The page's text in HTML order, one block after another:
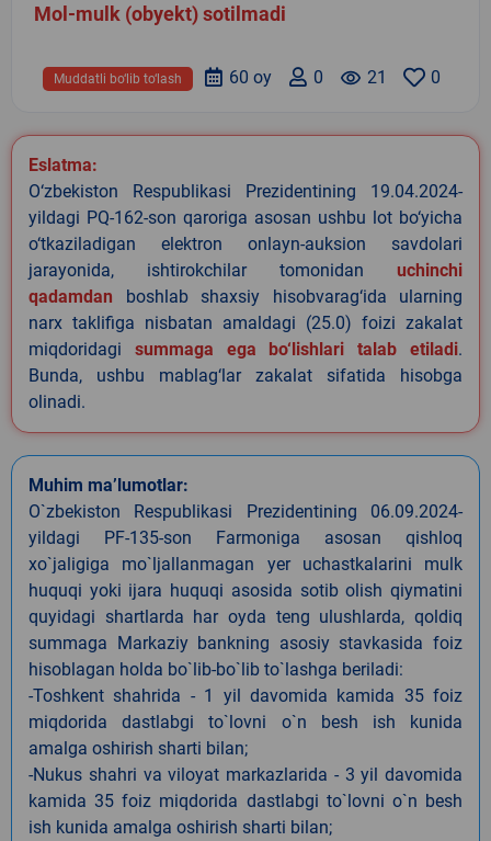
Mol-mulk (obyekt) sotilmadi
0
remove_red_eye 21
0
60 oy
Muddatli bo‘lib to‘lash
Eslatma:
O‘zbekiston Respublikasi Prezidentining 19.04.2024-
yildagi PQ-162-son qaroriga asosan ushbu lot bo‘yicha
o‘tkaziladigan elektron onlayn-auksion savdolari
jarayonida, ishtirokchilar tomonidan uchinchi
qadamdan boshlab shaxsiy hisobvarag‘ida ularning
narx taklifiga nisbatan amaldagi (25.0) foizi zakalat
miqdoridagi summaga ega bo‘lishlari talab etiladi.
Bunda, ushbu mablag‘lar zakalat sifatida hisobga
olinadi.
Muhim ma’lumotlar:
O`zbekiston Respublikasi Prezidentining 06.09.2024-
yildagi PF-135-son Farmoniga asosan qishloq
xo`jaligiga mo`ljallanmagan yer uchastkalarini mulk
huquqi yoki ijara huquqi asosida sotib olish qiymatini
quyidagi shartlarda har oyda teng ulushlarda, qoldiq
summaga Markaziy bankning asosiy stavkasida foiz
hisoblagan holda bo`lib-bo`lib to`lashga beriladi:
-Toshkent shahrida - 1 yil davomida kamida 35 foiz
miqdorida dastlabgi to`lovni o`n besh ish kunida
amalga oshirish sharti bilan;
-Nukus shahri va viloyat markazlarida - 3 yil davomida
kamida 35 foiz miqdorida dastlabgi to`lovni o`n besh
ish kunida amalga oshirish sharti bilan;